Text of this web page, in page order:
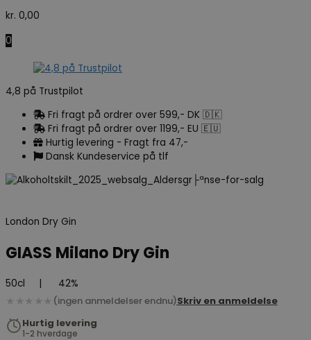
kr. 0,00
0
4,8 på Trustpilot
Fri fragt på ordrer over 599,- DK 🇩🇰
Fri fragt på ordrer over 1199,- EU 🇪🇺
Hurtig levering - Fragt fra 47,-
Dansk Kundeservice på tlf
London Dry Gin
GIASS Milano Dry Gin
50cl 42%
★★★★★ (ingen anmeldelser endnu)Skriv en anmeldelse
Hurtig levering
1-2 hverdage